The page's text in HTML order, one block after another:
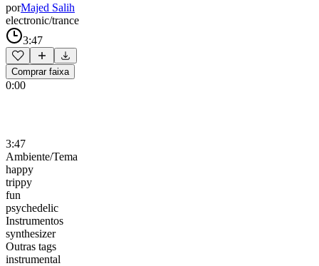
porMajed Salih
electronic/trance
3:47
Comprar faixa
0:00
3:47
Ambiente/Tema
happy
trippy
fun
psychedelic
Instrumentos
synthesizer
Outras tags
instrumental